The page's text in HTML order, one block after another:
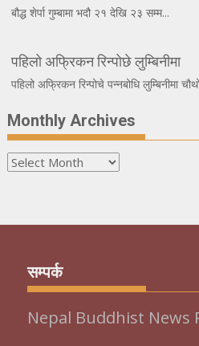
बौद्ध शेर्पा गुम्बामा भदौ २१ देखि २३ सम्म...
पहिलो अफ्रिकन रिन्पोछे लुम्बिनीमा
पहिलो अफ्रिकन रिन्पोचे पन्नबोधि लुम्बिनीमा
Monthly Archives
Monthly
सम्पर्क
Nepal Buddhist News